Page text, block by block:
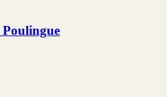
Poulingue